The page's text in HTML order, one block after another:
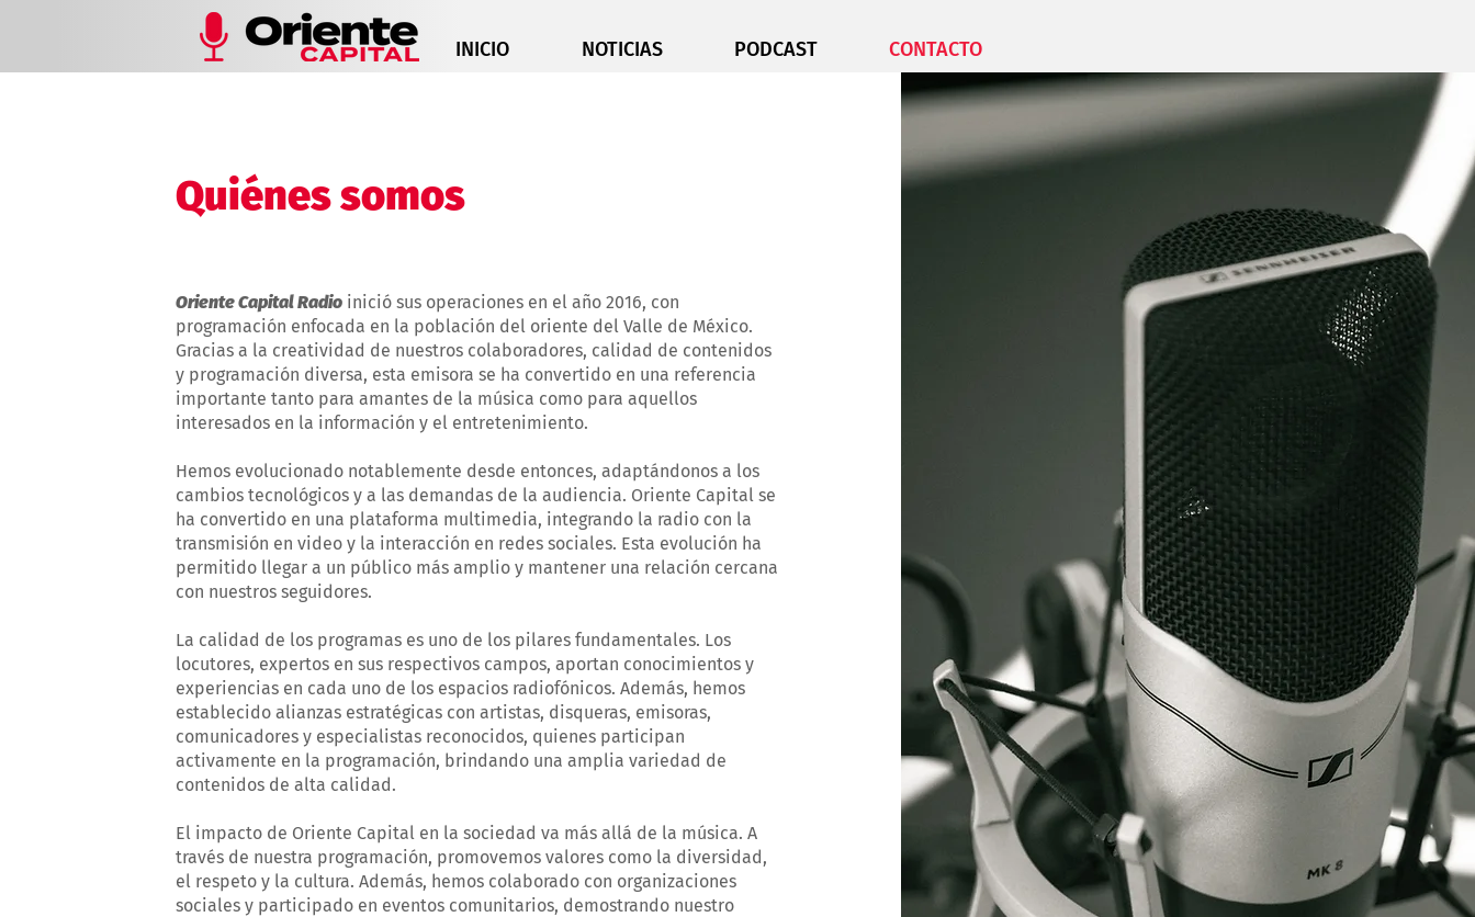
INICIO NOTICIAS PODCAST CONTACTO
Quiénes somos
Oriente Capital Radio inició sus operaciones en el año 2016, con
programación enfocada en la población del oriente del Valle de México.
Gracias a la creatividad de nuestros colaboradores, calidad de contenidos
y programación diversa, esta emisora se ha convertido en una referencia
importante tanto para amantes de la música como para aquellos
interesados en la información y el entretenimiento.
Hemos evolucionado notablemente desde entonces, adaptándonos a los
cambios tecnológicos y a las demandas de la audiencia. Oriente Capital se
ha convertido en una plataforma multimedia, integrando la radio con la
transmisión en video y la interacción en redes sociales. Esta evolución ha
permitido llegar a un público más amplio y mantener una relación cercana
con nuestros seguidores.
La calidad de los programas es uno de los pilares fundamentales. Los
locutores, expertos en sus respectivos campos, aportan conocimientos y
experiencias en cada uno de los espacios radiofónicos. Además, hemos
establecido alianzas estratégicas con artistas, disqueras, emisoras,
comunicadores y especialistas reconocidos, quienes participan
activamente en la programación, brindando una amplia variedad de
contenidos de alta calidad.
El impacto de Oriente Capital en la sociedad va más allá de la música. A
través de nuestra programación, promovemos valores como la diversidad,
el respeto y la cultura. Además, hemos colaborado con organizaciones
sociales y participado en eventos comunitarios, demostrando nuestro